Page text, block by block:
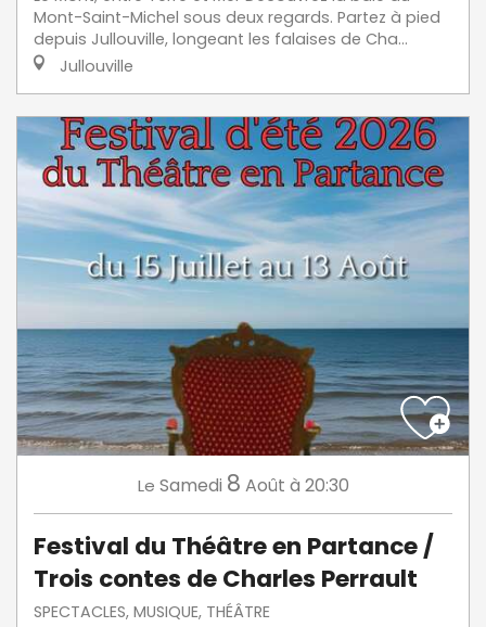
Mont-Saint-Michel sous deux regards. Partez à pied
depuis Jullouville, longeant les falaises de Cha...
Jullouville
Le Samedi 8 Août à 20:30
Festival du Théâtre en Partance /
Trois contes de Charles Perrault
SPECTACLES, MUSIQUE, THÉÂTRE